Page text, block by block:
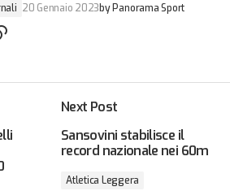
20 Gennaio 2023by Panorama Sport
Next Post
Sansovini stabilisce il
record nazionale nei 60m
Atletica Leggera